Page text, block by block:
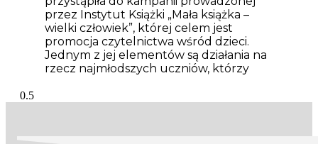
przez Instytut Książki „Mała książka –
wielki człowiek”, której celem jest
promocja czytelnictwa wśród dzieci.
Jednym z jej elementów są działania na
rzecz najmłodszych uczniów, którzy